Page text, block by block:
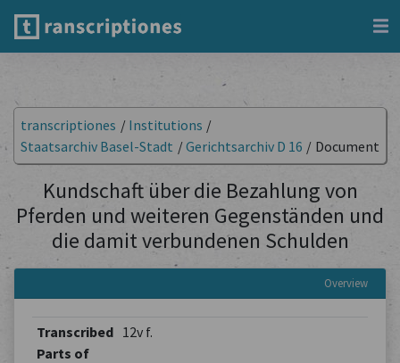
transcriptiones / Institutions /
Staatsarchiv Basel-Stadt /Gerichtsarchiv D 16 / Document
Kundschaft über die Bezahlung von
Pferden und weiteren Gegenständen und
die damit verbundenen Schulden
Overview
Transcribed
Parts of
12v f.